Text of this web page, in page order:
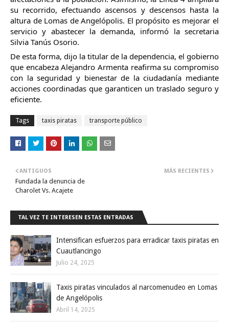
su recorrido, efectuando ascensos y descensos hasta la
altura de Lomas de Angelópolis. El propósito es mejorar el
servicio y abastecer la demanda, informó la secretaria
Silvia Tanús Osorio.
De esta forma, dijo la titular de la dependencia, el gobierno
que encabeza Alejandro Armenta reafirma su compromiso
con la seguridad y bienestar de la ciudadanía mediante
acciones coordinadas que garanticen un traslado seguro y
eficiente.
Tags taxis piratas transporte público
MÁS RECIENTES
ANTIGUOS
Fundada la denuncia de
Charolet Vs. Acajete
TAL VEZ TE INTERESEN ESTAS ENTRADAS
Intensifican esfuerzos para erradicar taxis piratas en
Cuautlancingo
Julio 24, 2025
Taxis piratas vinculados al narcomenudeo en Lomas
de Angelópolis
Abril 14, 2025